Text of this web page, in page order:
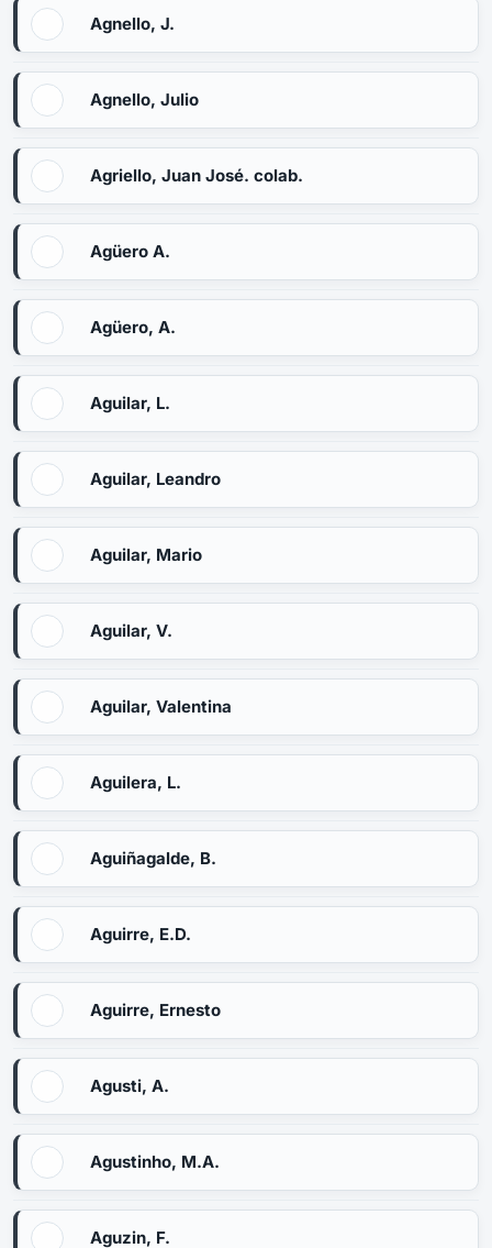
Agnello, J.
Agnello, Julio
Agriello, Juan José. colab.
Agüero A.
Agüero, A.
Aguilar, L.
Aguilar, Leandro
Aguilar, Mario
Aguilar, V.
Aguilar, Valentina
Aguilera, L.
Aguiñagalde, B.
Aguirre, E.D.
Aguirre, Ernesto
Agusti, A.
Agustinho, M.A.
Aguzin, F.